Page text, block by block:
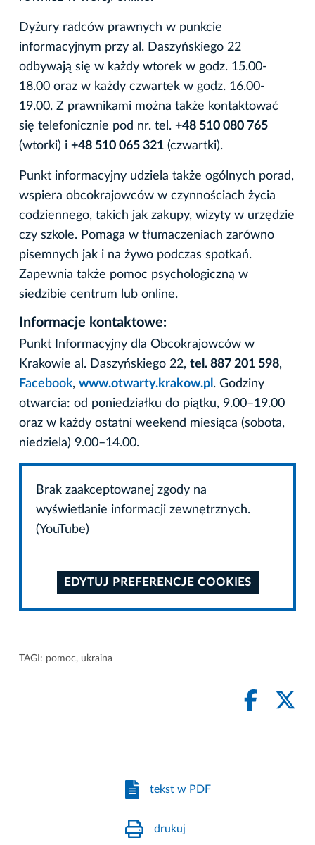
Dyżury radców prawnych w punkcie
informacyjnym przy al. Daszyńskiego 22
odbywają się w każdy wtorek w godz. 15.00-
18.00 oraz w każdy czwartek w godz. 16.00-
19.00. Z prawnikami można także kontaktować
się telefonicznie pod nr. tel. +48 510 080 765
(wtorki) i +48 510 065 321 (czwartki).
Punkt informacyjny udziela także ogólnych porad,
wspiera obcokrajowców w czynnościach życia
codziennego, takich jak zakupy, wizyty w urzędzie
czy szkole. Pomaga w tłumaczeniach zarówno
pisemnych jak i na żywo podczas spotkań.
Zapewnia także pomoc psychologiczną w
siedzibie centrum lub online.
Informacje kontaktowe:
Punkt Informacyjny dla Obcokrajowców w
Krakowie al. Daszyńskiego 22, tel. 887 201 598,
Facebook, www.otwarty.krakow.pl . Godziny
otwarcia: od poniedziałku do piątku, 9.00–19.00
oraz w każdy ostatni weekend miesiąca (sobota,
niedziela) 9.00–14.00.
Brak zaakceptowanej zgody na
wyświetlanie informacji zewnętrznych.
(YouTube)
EDYTUJ PREFERENCJE COOKIES
TAGI: pomoc, ukraina
tekst w PDF
drukuj